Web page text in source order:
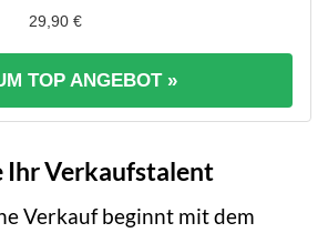
29,90 €
TOP ANGEBOT »
Ihr Verkaufstalent
Verkauf beginnt mit dem